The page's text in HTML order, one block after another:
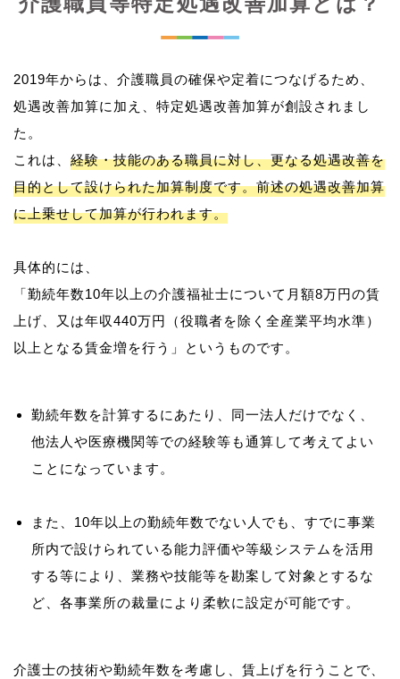
2019年からは、介護職員の確保や定着につなげるため、
処遇改善加算に加え、特定処遇改善加算が創設されまし
た。
これは、 経験・技能のある職員に対し、更なる処遇改善を
目的として設けられた加算制度です。前述の処遇改善加算
に上乗せして加算が行われます。
具体的には、
「勤続年数10年以上の介護福祉士について月額8万円の賃
上げ、又は年収440万円（役職者を除く全産業平均水準）
勤続年数を計算するにあたり、同一法人だけでなく、
他法人や医療機関等での経験等も通算して考えてよい
ことになっています。
また、10年以上の勤続年数でない人でも、すでに事業
所内で設けられている能力評価や等級システムを活用
する等により、業務や技能等を勘案して対象とするな
ど、各事業所の裁量により柔軟に設定が可能です。
介護士の技術や勤続年数を考慮し、賃上げを行うことで、